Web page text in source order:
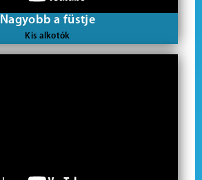
Nagyobb a füstje
Kis alkotók